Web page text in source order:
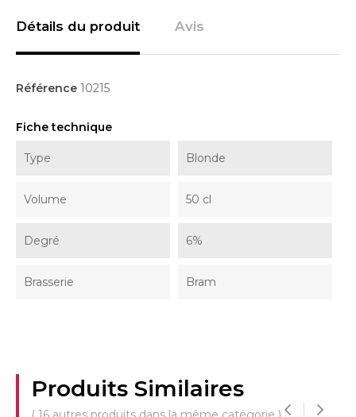
Détails du produit Avis
Référence 10215
Fiche technique
Type Blonde
Volume 50 cl
Degré 6%
Brasserie Bram
Produits Similaires